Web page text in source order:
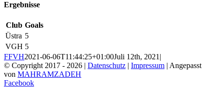
Ergebnisse
Club Goals
Üstra 5
VGH 5
FFVH2021-06-06T11:44:25+01:00Juli 12th, 2021 |
© Copyright 2017 - 2026 | Datenschutz | Impressum | Angepasst
von MAHRAMZADEH
Facebook